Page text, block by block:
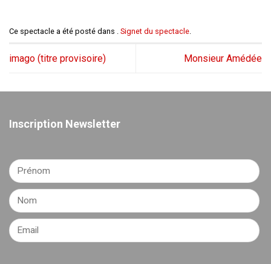
Ce spectacle a été posté dans . Signet du spectacle
imago (titre provisoire) Monsieur Amédée
Inscription Newsletter